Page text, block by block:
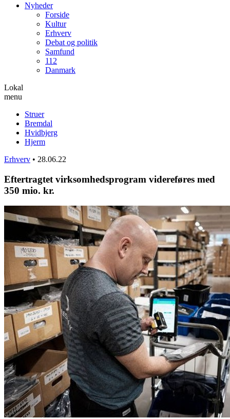
Nyheder
Forside
Kultur
Erhverv
Debat og politik
Samfund
112
Danmark
Lokal
menu
Struer
Bremdal
Hvidbjerg
Hjerm
Erhverv • 28.06.22
Eftertragtet virksomhedsprogram videreføres med
350 mio. kr.